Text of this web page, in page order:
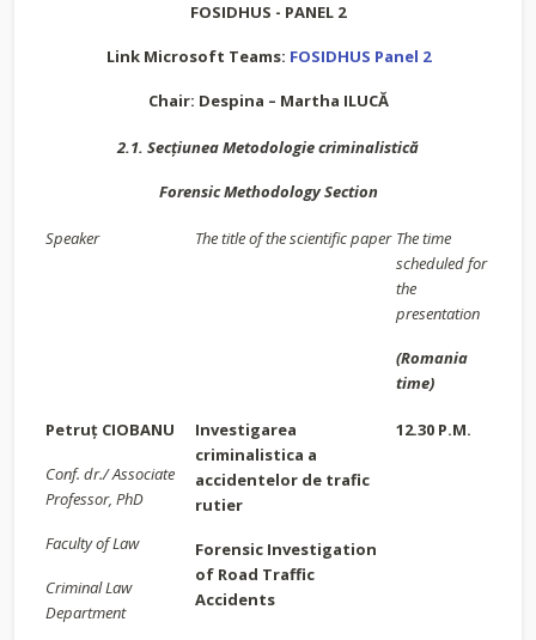
FOSIDHUS - PANEL 2
Link Microsoft Teams: FOSIDHUS Panel 2
Chair: Despina – Martha ILUCĂ
2.1. Secțiunea Metodologie criminalistică
Forensic Methodology Section
Speaker The title of the scientific paper The time
scheduled for
the
presentation
(Romania
time)
Petruț CIOBANU
Conf. dr./ Associate
Professor, PhD
Faculty of Law
Criminal Law
Department
Investigarea
criminalistica a
accidentelor de trafic
rutier
Forensic Investigation
of Road Traffic
Accidents
12.30 P.M.